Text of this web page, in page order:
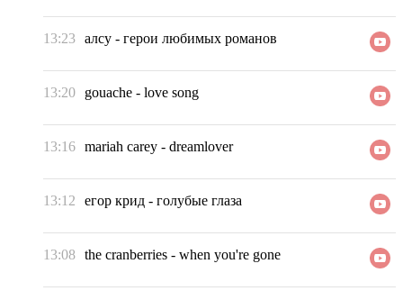
13:23 алсу - герои любимых романов
13:20 gouache - love song
13:16 mariah carey - dreamlover
13:12 егор крид - голубые глаза
13:08 the cranberries - when you're gone